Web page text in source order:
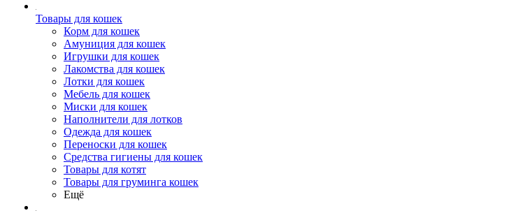
Товары для кошек
Корм для кошек
Амуниция для кошек
Игрушки для кошек
Лакомства для кошек
Лотки для кошек
Мебель для кошек
Миски для кошек
Наполнители для лотков
Одежда для кошек
Переноски для кошек
Средства гигиены для кошек
Товары для котят
Товары для груминга кошек
Ещё